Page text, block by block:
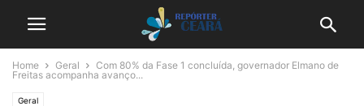
Home Geral
Com 80% da Fase 1 concluída, governador Elmano de
Freitas acompanha avanço...
Geral